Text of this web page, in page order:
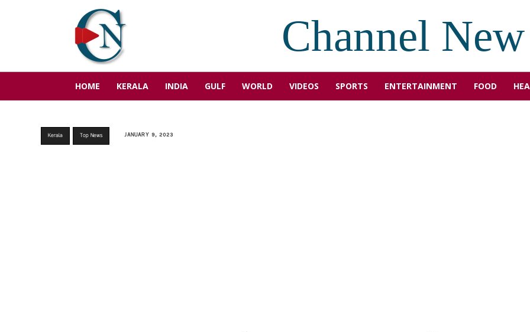
Channel New
HOME KERALA INDIA GULF WORLD VIDEOS SPORTS ENTERTAINMENT FOOD
Kerala Top News JANUARY 9, 2023